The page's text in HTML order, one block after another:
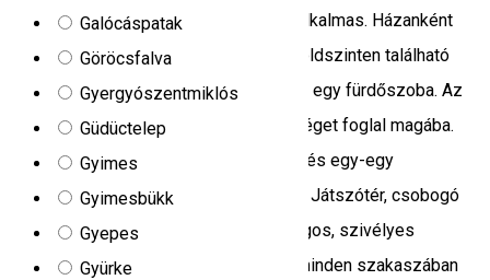
Galócáspatak
Göröcsfalva
Gyergyószentmiklós
Güdüctelep
Gyimes
Gyimesbükk
Gyepes
Gyürke
összesen 48 személy befogadására alkalmas. Házanként
akár 8 férőhellyel is számolhatunk. A földszinten található
egy nappali, felszerelt konyha, valamint egy fürdőszoba. Az
emelet két szobát és egy mellékhelységet foglal magába.
Mindkét szobában, egy kétszemélyes és egy-egy
egyszemélyes ágy várja a vendégeket. Játszótér, csobogó
patak, kellemes természet, és barátságos, szivélyes
vendéglátás társul a házakhoz. Az év minden szakaszában